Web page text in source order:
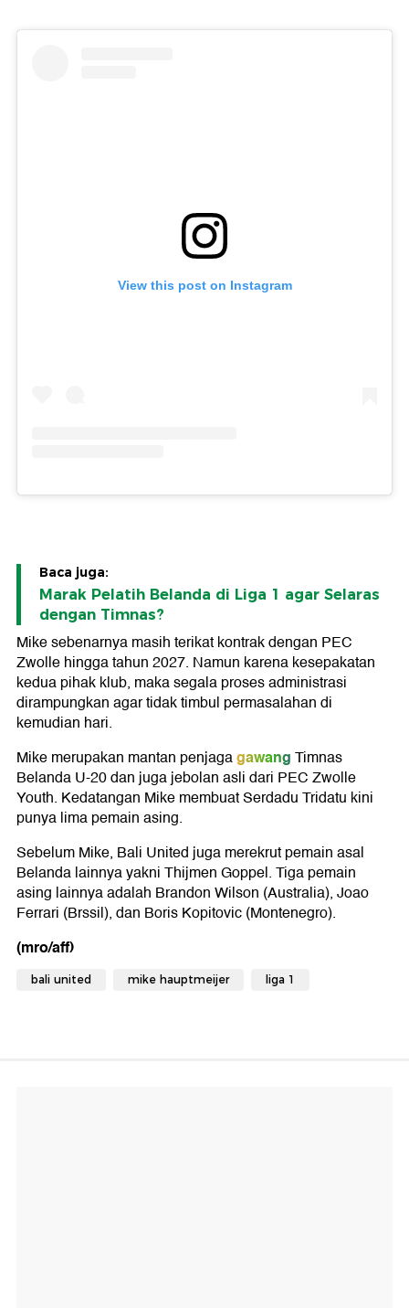
View this post on Instagram
Baca juga:
Marak Pelatih Belanda di Liga 1 agar Selaras
dengan Timnas?
Mike sebenarnya masih terikat kontrak dengan PEC
Zwolle hingga tahun 2027. Namun karena kesepakatan
kedua pihak klub, maka segala proses administrasi
dirampungkan agar tidak timbul permasalahan di
kemudian hari.
Mike merupakan mantan penjagagawangTimnas
Belanda U-20 dan juga jebolan asli dari PEC Zwolle
Youth. Kedatangan Mike membuat Serdadu Tridatu kini
punya lima pemain asing.
Sebelum Mike, Bali United juga merekrut pemain asal
Belanda lainnya yakni Thijmen Goppel. Tiga pemain
asing lainnya adalah Brandon Wilson (Australia), Joao
Ferrari (Brssil), dan Boris Kopitovic (Montenegro).
(mro/aff)
bali united mike hauptmeijer liga 1